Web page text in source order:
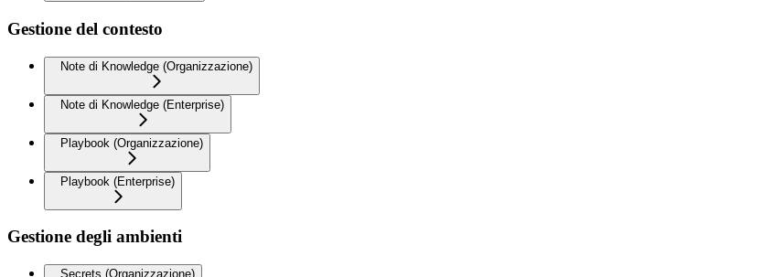
Gestione del contesto
Note di Knowledge (Organizzazione)
Note di Knowledge (Enterprise)
Playbook (Organizzazione)
Playbook (Enterprise)
Gestione degli ambienti
Secrets (Organizzazione)